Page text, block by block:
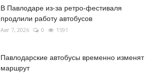
В Павлодаре из-за ретро-фестиваля
продлили работу автобусов
Авг 7, 2026 0 1591
Павлодарские автобусы временно изменят
маршрут